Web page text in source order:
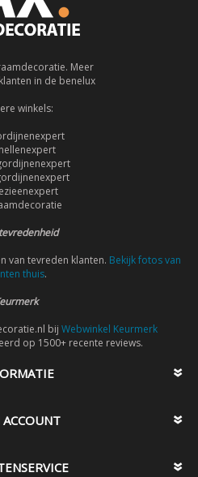
Meer
in de benelux
winkels:
van tevreden klanten. Bekijk fotos van
thuis.
bij Webwinkel Keurmerk
op 1500+ recente reviews.
ACCOUNT